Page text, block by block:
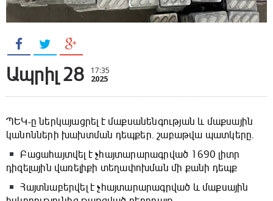
Ապրիլ 28 17:35
2025
ՊԵԿ-ը ներկայացրել է մաքսանենգության և մաքսային
կանոնների խախտման դեպքեր․ շաբաթվա պատկերը.
Բացահայտվել է չհայտարարագրված 1690 լիտր
դիզելային վառելիքի տեղափոխման մի քանի դեպք
Հայտնաբերվել է չհայտարարագրված և մաքսային